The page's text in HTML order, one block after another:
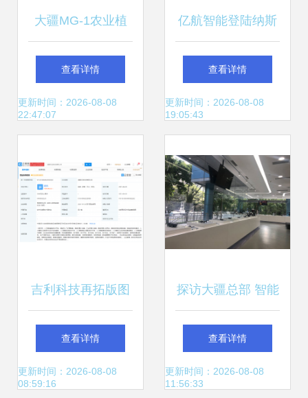
大疆MG-1农业植
保机上市 高性能与
高价位并存，智能
新变革
查看详情
更新时间：2026-08-08
22:47:07
亿航智能登陆纳斯
达克 智能无人飞行
器产业迎来新里程
查看详情
更新时间：2026-08-08
19:05:43
吉利科技再拓版图
关联企业成立新公
司，剑指智能无人
查看详情
更新时间：2026-08-08
08:59:16
探访大疆总部 智能
无人飞行器的创新
与未来
查看详情
更新时间：2026-08-08
11:56:33